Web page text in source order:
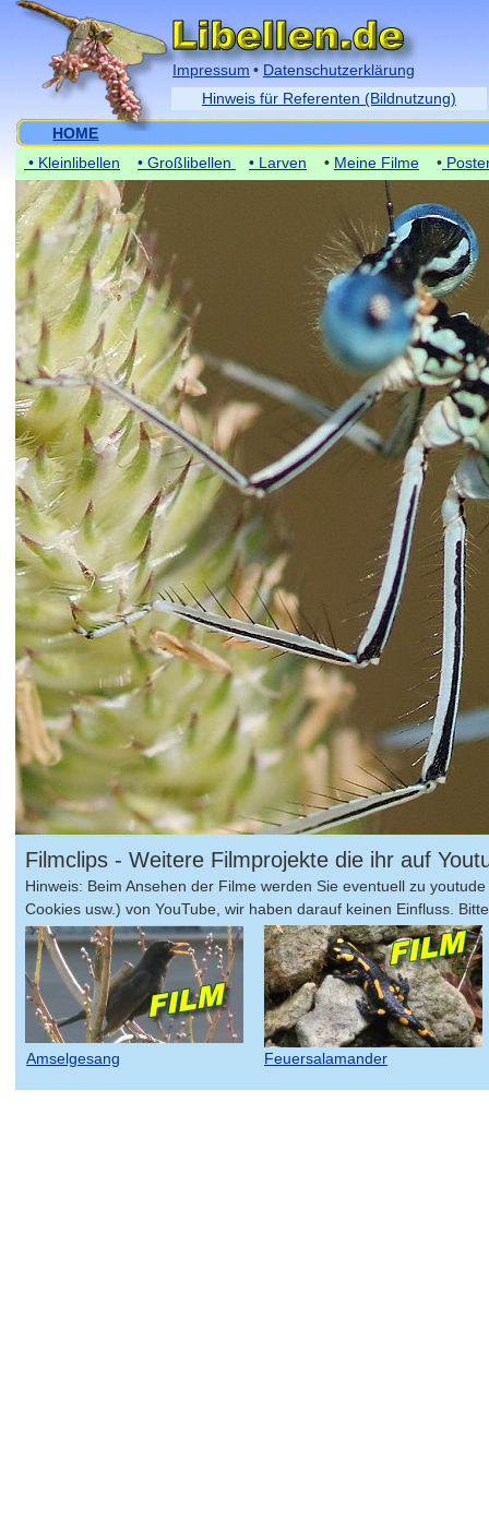
Amselgesang Feuersalamander
Hinweis: Beim Ansehen der Filme werden Sie eventuell zu
Cookies usw.) von YouTube, wir haben darauf keinen Einfluss.
Filmclips - Weitere Filmprojekte die ihr auf
HOME
Impressum • Datenschutzerklärung
Hinweis für Referenten (Bildnutzung)
• Kleinlibellen • Großlibellen • Larven • Meine Filme •